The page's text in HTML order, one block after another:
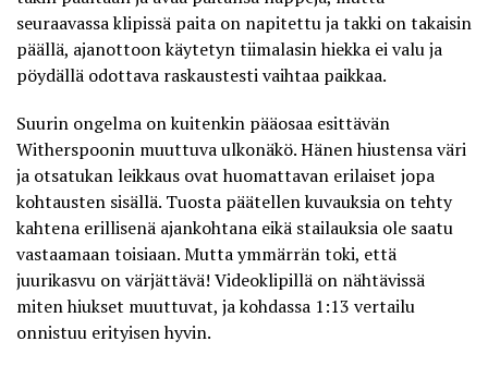
seuraavassa klipissä paita on napitettu ja takki on takaisin
päällä, ajanottoon käytetyn tiimalasin hiekka ei valu ja
pöydällä odottava raskaustesti vaihtaa paikkaa.
Suurin ongelma on kuitenkin pääosaa esittävän
Witherspoonin muuttuva ulkonäkö. Hänen hiustensa väri
ja otsatukan leikkaus ovat huomattavan erilaiset jopa
kohtausten sisällä. Tuosta päätellen kuvauksia on tehty
kahtena erillisenä ajankohtana eikä stailauksia ole saatu
vastaamaan toisiaan. Mutta ymmärrän toki, että
juurikasvu on värjättävä! Videoklipillä on nähtävissä
miten hiukset muuttuvat, ja kohdassa 1:13 vertailu
onnistuu erityisen hyvin.